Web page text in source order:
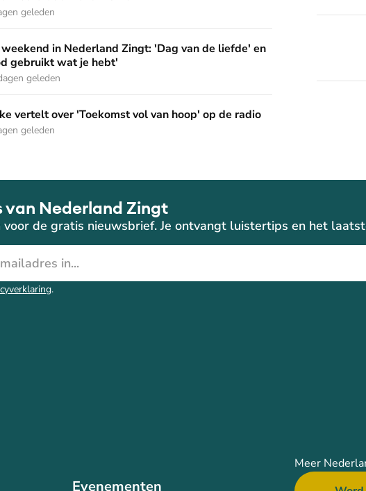
geleden
Zingt: 'Dag van de liefde' en 'God gebruikt wat je hebt'
in Nederland Zingt: 'Dag van de liefde' en
gebruikt wat je hebt'
geleden
'Toekomst vol van hoop' op de radio
vertelt over 'Toekomst vol van hoop' op de radio
geleden
Dit
William
van Nederland Zingt
voor de gratis nieuwsbrief. Je ontvangt luistertips en het
.
Evenementen
Meer